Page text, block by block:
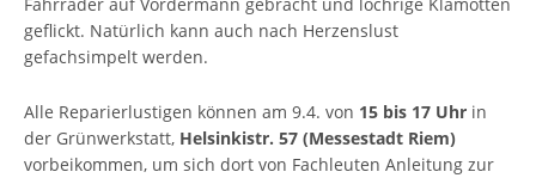
geflickt. Natürlich kann auch nach Herzenslust
gefachsimpelt werden.
Alle Reparierlustigen können am 9.4. von 15 bis 17 Uhr in
der Grünwerkstatt, Helsinkistr. 57 (Messestadt Riem)
vorbeikommen, um sich dort von Fachleuten Anleitung zur